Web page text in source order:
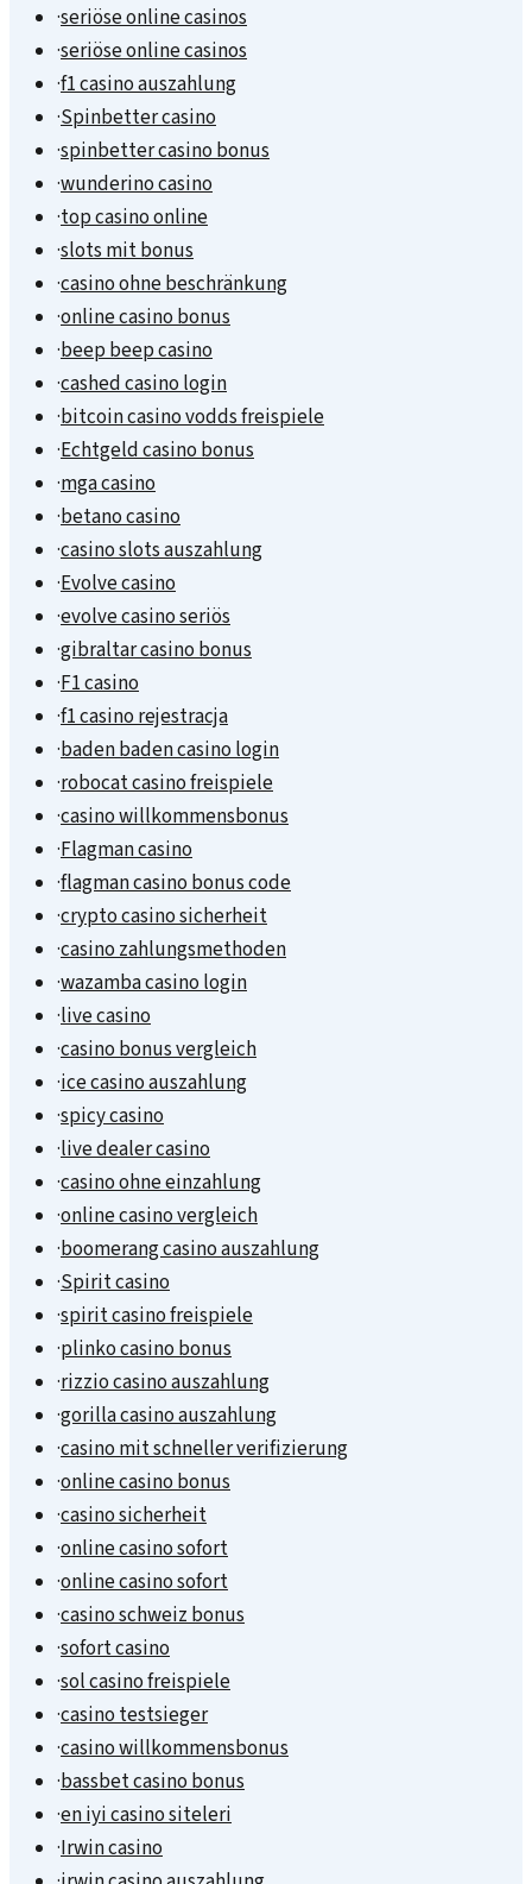
·seriöse online casinos
·seriöse online casinos
·f1 casino auszahlung
·Spinbetter casino
·spinbetter casino bonus
·wunderino casino
·top casino online
·slots mit bonus
·casino ohne beschränkung
·online casino bonus
·beep beep casino
·cashed casino login
·bitcoin casino vodds freispiele
·Echtgeld casino bonus
·mga casino
·betano casino
·casino slots auszahlung
·Evolve casino
·evolve casino seriös
·gibraltar casino bonus
·F1 casino
·f1 casino rejestracja
·baden baden casino login
·robocat casino freispiele
·casino willkommensbonus
·Flagman casino
·flagman casino bonus code
·crypto casino sicherheit
·casino zahlungsmethoden
·wazamba casino login
·live casino
·casino bonus vergleich
·ice casino auszahlung
·spicy casino
·live dealer casino
·casino ohne einzahlung
·online casino vergleich
·boomerang casino auszahlung
·Spirit casino
·spirit casino freispiele
·plinko casino bonus
·rizzio casino auszahlung
·gorilla casino auszahlung
·casino mit schneller verifizierung
·online casino bonus
·casino sicherheit
·online casino sofort
·online casino sofort
·casino schweiz bonus
·sofort casino
·sol casino freispiele
·casino testsieger
·casino willkommensbonus
·bassbet casino bonus
·en iyi casino siteleri
·Irwin casino